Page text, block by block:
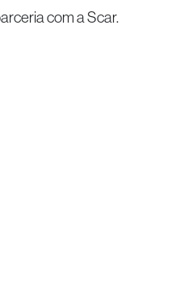
com a Scar.